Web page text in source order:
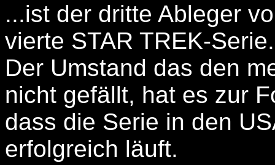
...ist der dritte Ableger
vierte STAR TREK-Serie.
Der Umstand das den
nicht gefällt, hat es zur
dass die Serie in den
erfolgreich läuft.